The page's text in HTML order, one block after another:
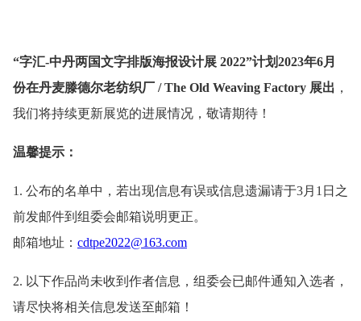
“字汇-中丹两国文字排版海报设计展 2022”计划2023年6月
份在丹麦滕德尔老纺织厂 / The Old Weaving Factory 展出 ，
我们将持续更新展览的进展情况，敬请期待！
温馨提示：
1. 公布的名单中，若出现信息有误或信息遗漏请于3月1日之
前发邮件到组委会邮箱说明更正。
邮箱地址： cdtpe2022@163.com
2. 以下作品尚未收到作者信息，组委会已邮件通知入选者，
请尽快将相关信息发送至邮箱！